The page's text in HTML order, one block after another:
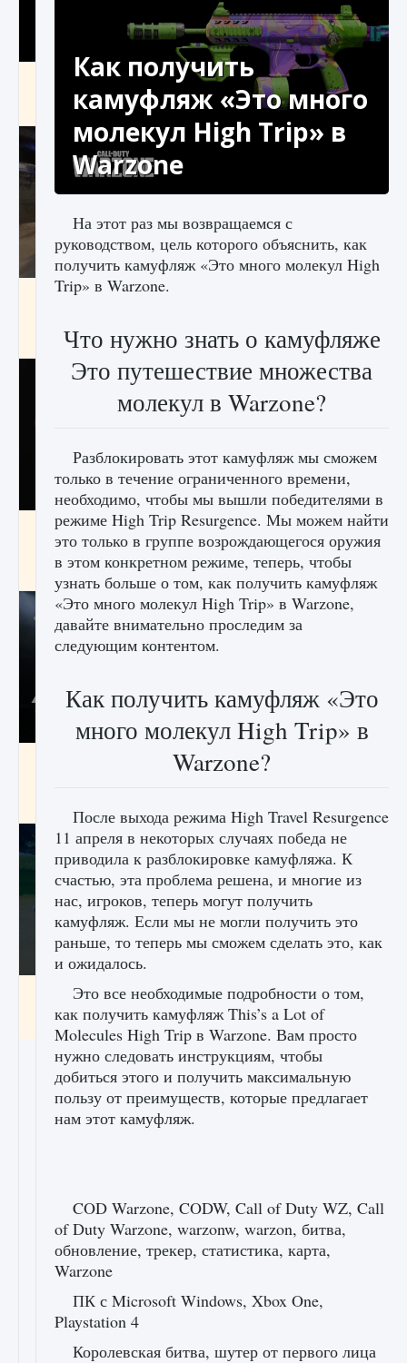
Как получить Thunder Egg в Stardew Valley
9 августа 2024 1 244 0 0
Как исправить неработающие награды For
9 августа 2024 1 205 0
Как разблокировать чертеж счастливого
оружия в MW3 и Warzone
9 августа 2024 1 151 0 0
Все новые функции Ultimate Team в EA FC
Как включить чат в Fortnite
9 августа 2024 1 335 0 0
Как получить
камуфляж «Это много
молекул High Trip» в
Warzone
На этот раз мы возвращаемся с
руководством, цель которого объяснить, как
получить камуфляж «Это много молекул High
Trip» в Warzone.
Что нужно знать о камуфляже
Это путешествие множества
молекул в Warzone?
Разблокировать этот камуфляж мы сможем
только в течение ограниченного времени,
необходимо, чтобы мы вышли победителями в
режиме High Trip Resurgence. Мы можем найти
это только в группе возрождающегося оружия
в этом конкретном режиме, теперь, чтобы
узнать больше о том, как получить камуфляж
«Это много молекул High Trip» в Warzone,
давайте внимательно проследим за
следующим контентом.
Как получить камуфляж «Это
много молекул High Trip» в
Warzone?
После выхода режима High Travel Resurgence
11 апреля в некоторых случаях победа не
приводила к разблокировке камуфляжа. К
счастью, эта проблема решена, и многие из
нас, игроков, теперь могут получить
камуфляж. Если мы не могли получить это
раньше, то теперь мы сможем сделать это, как
и ожидалось.
Это все необходимые подробности о том,
как получить камуфляж This’s a Lot of
Molecules High Trip в Warzone. Вам просто
нужно следовать инструкциям, чтобы
добиться этого и получить максимальную
пользу от преимуществ, которые предлагает
нам этот камуфляж.
COD Warzone, CODW, Call of Duty WZ, Call
of Duty Warzone, warzonw, warzon, битва,
обновление, трекер, статистика, карта,
Warzone
ПК с Microsoft Windows, Xbox One,
Playstation 4
Королевская битва, шутер от первого лица